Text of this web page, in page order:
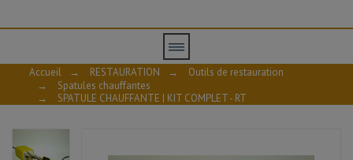
Accueil → RESTAURATION →
Outils de restauration
→
Spatules chauffantes
→
SPATULE CHAUFFANTE | KIT COMPLET - RT